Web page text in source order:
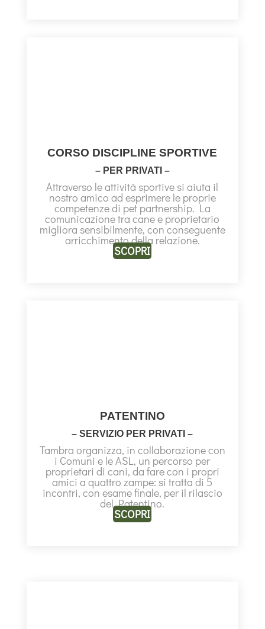
CORSO DISCIPLINE SPORTIVE
– PER PRIVATI –
Attraverso le attività sportive si aiuta il
nostro amico ad esprimere le proprie
competenze di pet partnership. La
comunicazione tra cane e proprietario
migliora sensibilmente, con conseguente
arricchimento della relazione.
SCOPRI
PATENTINO
– SERVIZIO PER PRIVATI –
Tambra organizza, in collaborazione con
i Comuni e le ASL, un percorso per
proprietari di cani, da fare con i propri
amici a quattro zampe: si tratta di 5
incontri, con esame finale, per il rilascio
del Patentino.
SCOPRI